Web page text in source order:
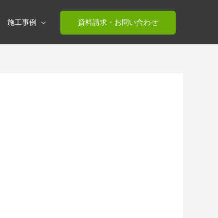
施工事例 資料請求・お問い合わせ